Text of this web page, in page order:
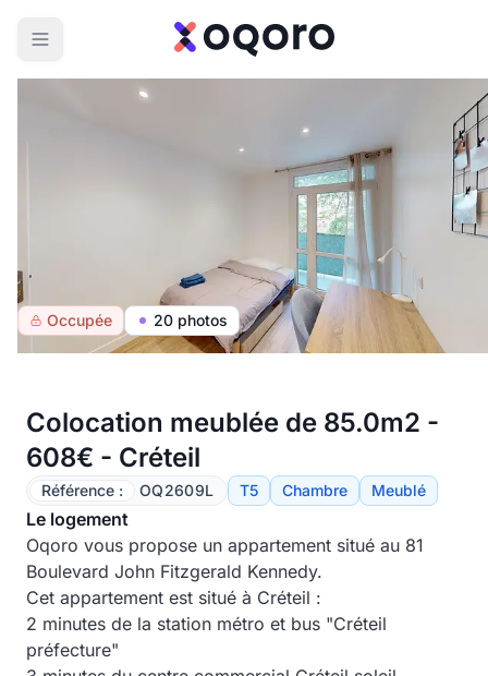
Occupée 20 photos
Colocation meublée de 85.0m2 -
608€ - Créteil
Référence : OQ2609L T5 Chambre Meublé
Le logement
Oqoro vous propose un appartement situé au 81
Boulevard John Fitzgerald Kennedy.
Cet appartement est situé à Créteil :
2 minutes de la station métro et bus "Créteil
préfecture"